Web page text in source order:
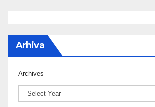
Arhiva
Archives